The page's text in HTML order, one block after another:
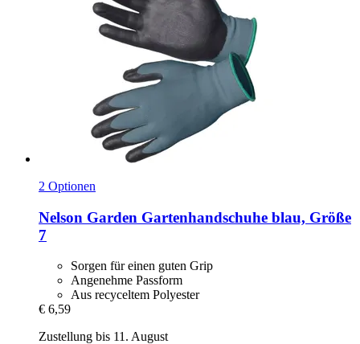
2 Optionen
Nelson Garden Gartenhandschuhe blau, Größe
7
Sorgen für einen guten Grip
Angenehme Passform
Aus recyceltem Polyester
€ 6,59
Zustellung bis 11. August